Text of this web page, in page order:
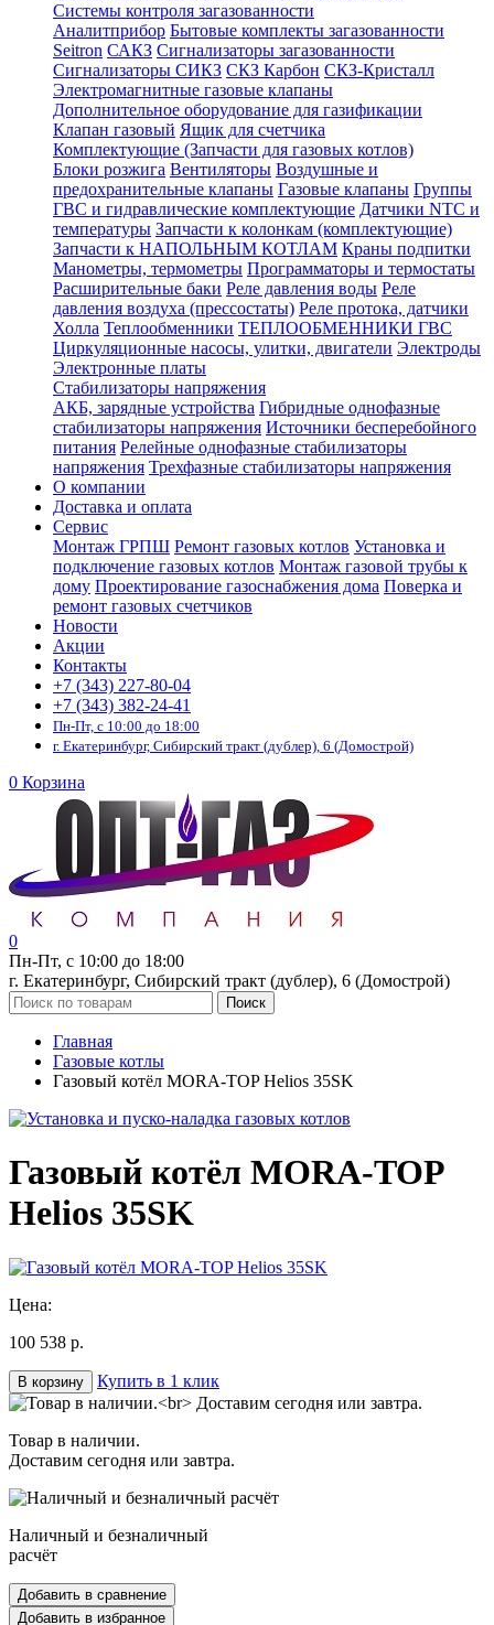
Системы контроля загазованности
Аналитприбор Бытовые комплекты загазованности
Seitron САКЗ Сигнализаторы загазованности
Сигнализаторы СИКЗ СКЗ Карбон СКЗ-Кристалл
Электромагнитные газовые клапаны
Дополнительное оборудование для газификации
Клапан газовый Ящик для счетчика
Комплектующие (Запчасти для газовых котлов)
Блоки розжига Вентиляторы Воздушные и
предохранительные клапаны Газовые клапаны Группы
ГВС и гидравлические комплектующие Датчики NTC и
температуры Запчасти к колонкам (комплектующие)
Запчасти к НАПОЛЬНЫМ КОТЛАМ Краны подпитки
Манометры, термометры Программаторы и термостаты
Расширительные баки Реле давления воды Реле
давления воздуха (прессостаты) Реле протока, датчики
Холла Теплообменники ТЕПЛООБМЕННИКИ ГВС
Циркуляционные насосы, улитки, двигатели Электроды
Электронные платы
Стабилизаторы напряжения
АКБ, зарядные устройства Гибридные однофазные
стабилизаторы напряжения Источники бесперебойного
питания Релейные однофазные стабилизаторы
напряжения Трехфазные стабилизаторы напряжения
О компании
Доставка и оплата
Сервис
Монтаж ГРПШ Ремонт газовых котлов Установка и
подключение газовых котлов Монтаж газовой трубы к
дому Проектирование газоснабжения дома Поверка и
ремонт газовых счетчиков
Новости
Акции
Контакты
+7 (343) 227-80-04
+7 (343) 382-24-41
Пн-Пт, с 10:00 до 18:00
г. Екатеринбург, Сибирский тракт (дублер), 6 (Домострой)
0 Корзина
0
Пн-Пт, с 10:00 до 18:00
г. Екатеринбург, Сибирский тракт (дублер), 6 (Домострой)
Поиск
Главная
Газовые котлы
Газовый котёл MORA-TOP Helios 35SK
Газовый котёл MORA-TOP
Helios 35SK
Цена:
100 538 р.
В корзину Купить в 1 клик
Товар в наличии.
Доставим сегодня или завтра.
Наличный и безналичный
расчёт
Добавить в сравнение
Добавить в избранное